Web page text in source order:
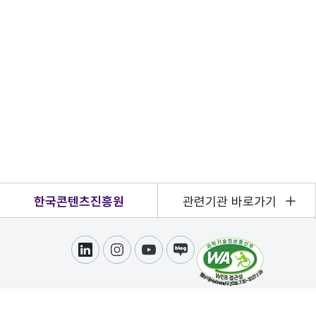
한국콘텐츠진흥원 관련기관 바로가기
링크드인인스타그램
유튜브블로그